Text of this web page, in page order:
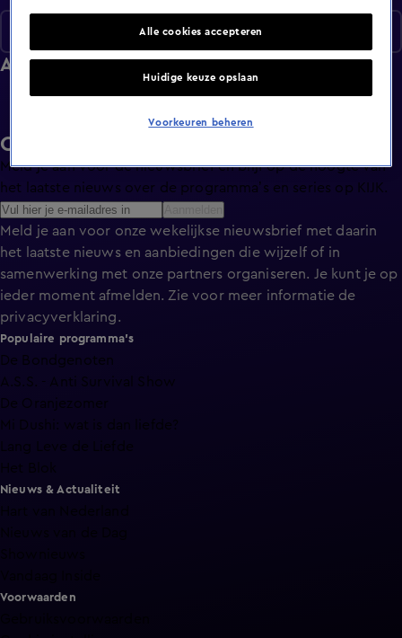
Afleveringen
Ontvang de KIJK-nieuwsbrief
Meld je aan voor de nieuwsbrief en blijf op de hoogte van
het laatste nieuws over de programma’s en series op KIJK.
Meld je aan voor onze wekelijkse nieuwsbrief met daarin
het laatste nieuws en aanbiedingen die wijzelf of in
samenwerking met onze partners organiseren. Je kunt je op
ieder moment afmelden. Zie voor meer informatie de
privacyverklaring.
Populaire programma's
De Bondgenoten
A.S.S. - Anti Survival Show
De Oranjezomer
Mi Dushi: wat is dan liefde?
Lang Leve de Liefde
Het Blok
Nieuws & Actualiteit
Voorwaarden
Alle cookies accepteren
Huidige keuze opslaan
Voorkeuren beheren